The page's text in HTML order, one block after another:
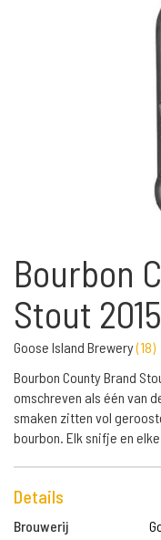
Bourbon
Stout 2015
Goose Island Brewery(18)
Bourbon County Brand
omschreven als één van
smaken zitten vol
bourbon. Elk snifje en
Details
Brouwerij